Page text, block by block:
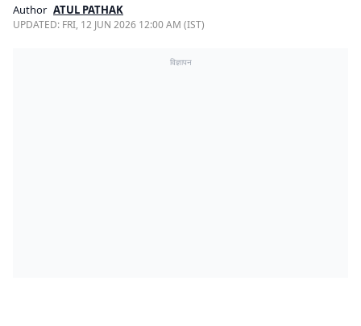
Author ATUL PATHAK
UPDATED: FRI, 12 JUN 2026 12:00 AM (IST)
विज्ञापन